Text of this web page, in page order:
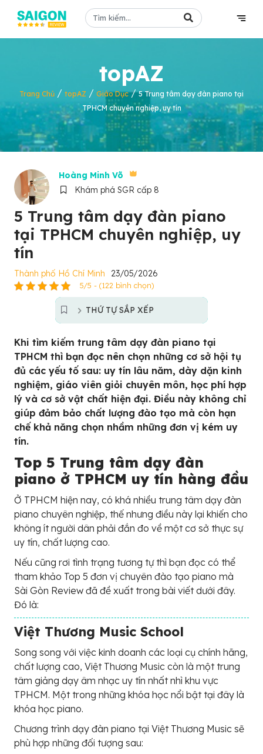
topAZ
Trang Chủ / topAZ / Giáo Dục/5 Trung tâm dạy đàn piano tại
TPHCM chuyên nghiệp, uy tín
Hoàng Minh Võ
Khám phá SGR cấp 8
5 Trung tâm dạy đàn piano
tại TPHCM chuyên nghiệp, uy
tín
Thành phố Hồ Chí Minh 23/05/2026
5/5 - (122 bình chọn)
THỨ TỰ SẮP XẾP
Khi tìm kiếm trung tâm dạy đàn piano tại
TPHCM thì bạn đọc nên chọn những cơ sở hội tụ
đủ các yếu tố sau: uy tín lâu năm, dày dặn kinh
nghiệm, giáo viên giỏi chuyên môn, học phí hợp
lý và cơ sở vật chất hiện đại. Điều này không chỉ
giúp đảm bảo chất lượng đào tạo mà còn hạn
chế khả năng chọn nhầm những đơn vị kém uy
tín.
Top 5 Trung tâm dạy đàn
piano ở TPHCM uy tín hàng đầu
Ở TPHCM hiện nay, có khá nhiều trung tâm dạy đàn
piano chuyên nghiệp, thế nhưng điều này lại khiến cho
không ít người dân phải đắn đo về một cơ sở thực sự
uy tín, chất lượng cao.
Nếu cũng rơi tình trạng tương tự thì bạn đọc có thể
tham khảo Top 5 đơn vị chuyên đào tạo piano mà
Sài Gòn Review đã đề xuất trong bài viết dưới đây.
Đó là:
Việt Thương Music School
Song song với việc kinh doanh các loại cụ chính hãng,
chất lượng cao, Việt Thương Music còn là một trung
tâm giảng dạy âm nhạc uy tín nhất nhì khu vực
TPHCM. Một trong những khóa học nổi bật tại đây là
khóa học piano.
Chương trình dạy đàn piano tại Việt Thương Music sẽ
phù hợp những đối tượng sau: